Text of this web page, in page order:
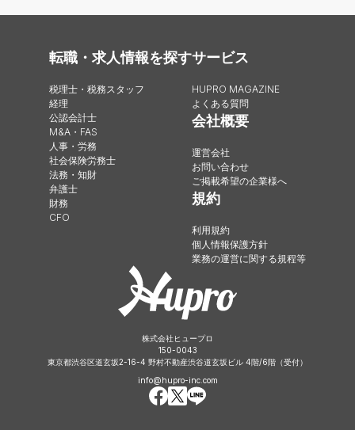
転職・求人情報を探す
税理士・税務スタッフ
経理
公認会計士
M&A・FAS
人事・労務
社会保険労務士
法務・知財
弁護士
財務
CFO
サービス
HUPRO MAGAZINE
よくある質問
会社概要
運営会社
お問い合わせ
ご掲載希望の企業様へ
規約
利用規約
個人情報保護方針
業務の運営に関する規程等
株式会社ヒュープロ
150-0043
東京都渋谷区道玄坂2-16-4 野村不動産渋谷道玄坂ビル 4階/6階（受付）
info@hupro-inc.com